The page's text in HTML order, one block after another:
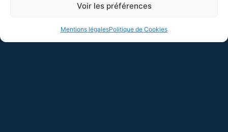
Voir les préférences
Mentions légalesPolitique de Cookies